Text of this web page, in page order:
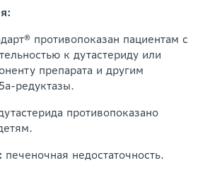
противопоказан пациентам с
к дутастериду или
препарата и другим
редуктазы.
противопоказано
печеночная недостаточность.